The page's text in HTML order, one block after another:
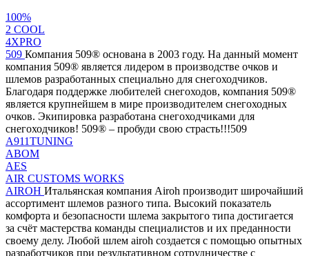
100%
2 СOOL
4XPRO
509 Компания 509® основана в 2003 году. На данный момент
компания 509® является лидером в производстве очков и
шлемов разработанных специально для снегоходчиков.
Благодаря поддержке любителей снегоходов, компания 509®
является крупнейшем в мире производителем снегоходных
очков. Экипировка разработана снегоходчиками для
снегоходчиков! 509® – пробуди свою страсть!!!509
A911TUNING
ABOM
AES
AIR CUSTOMS WORKS
AIROH Итальянская компания Airoh производит широчайший
ассортимент шлемов разного типа. Высокий показатель
комфорта и безопасности шлема закрытого типа достигается
за счёт мастерства команды специалистов и их преданности
своему делу. Любой шлем airoh создается с помощью опытных
разработчиков при результативном сотрудничестве с